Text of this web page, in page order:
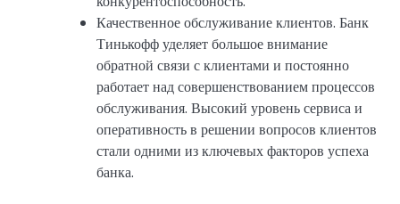
Качественное обслуживание клиентов. Банк
Тинькофф уделяет большое внимание
обратной связи с клиентами и постоянно
работает над совершенствованием процессов
обслуживания. Высокий уровень сервиса и
оперативность в решении вопросов клиентов
стали одними из ключевых факторов успеха
банка.